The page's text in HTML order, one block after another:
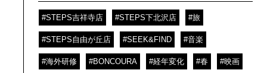
#STEPS吉祥寺店 #STEPS下北沢店 #旅
#STEPS自由が丘店 #SEEK&FIND #音楽
#海外研修 #BONCOURA #経年変化 #春 #映画